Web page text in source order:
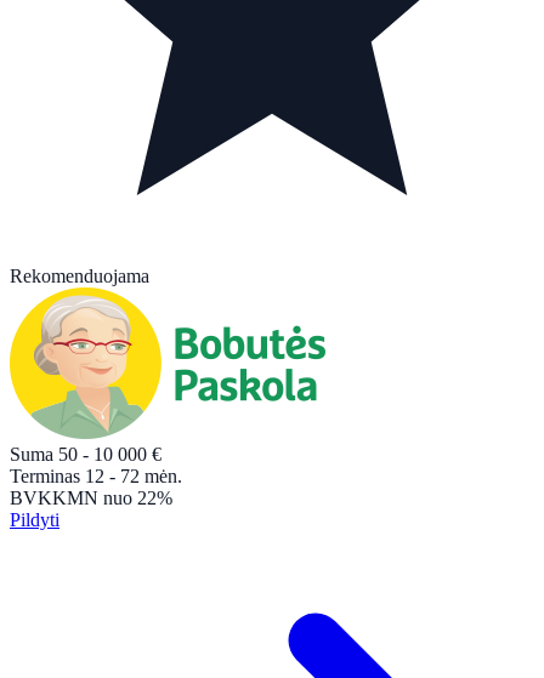
Rekomenduojama
Suma 50 - 10 000 €
Terminas 12 - 72 mėn.
BVKKMN nuo 22%
Pildyti